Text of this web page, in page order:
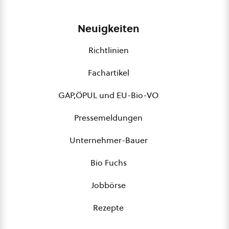
Neuigkeiten
Richtlinien
Fachartikel
GAP,ÖPUL und EU-Bio-VO
Pressemeldungen
Unternehmer-Bauer
Bio Fuchs
Jobbörse
Rezepte